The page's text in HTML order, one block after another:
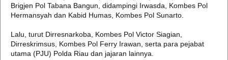
Brigjen Pol Tabana Bangun, didampingi Irwasda, Kombes Pol
Hermansyah dan Kabid Humas, Kombes Pol Sunarto.
Lalu, turut Dirresnarkoba, Kombes Pol Victor Siagian,
Dirreskrimsus, Kombes Pol Ferry Irawan, serta para pejabat
utama (PJU) Polda Riau dan jajaran lainnya.